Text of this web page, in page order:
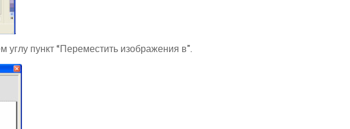
пункт “Переместить изображения в”.